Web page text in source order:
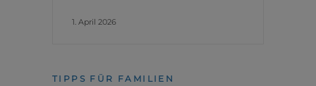
1. April 2026
TIPPS FÜR FAMILIEN